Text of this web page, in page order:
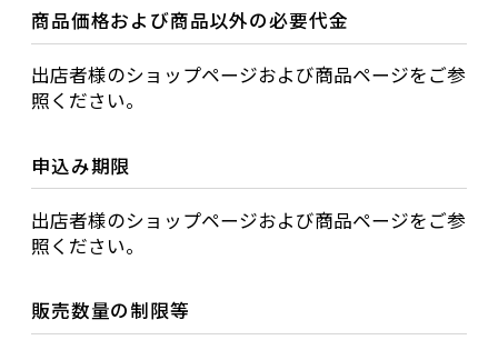
商品価格および商品以外の必要代金
出店者様のショップページおよび商品ページをご参
照ください。
申込み期限
出店者様のショップページおよび商品ページをご参
照ください。
販売数量の制限等